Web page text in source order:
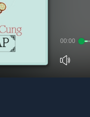
00:00